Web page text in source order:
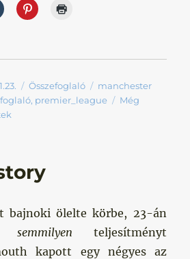
Kategória
Összefoglaló Címke
manchester
, premier_league
Még
bajnoki ölelte körbe, 23-án
semmilyen teljesítményt
kapott egy négyes az